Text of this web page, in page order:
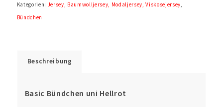
Kategorien: Jersey, Baumwolljersey, Modaljersey, Viskosejersey
Bündchen
Beschreibung
Basic Bündchen uni Hellrot